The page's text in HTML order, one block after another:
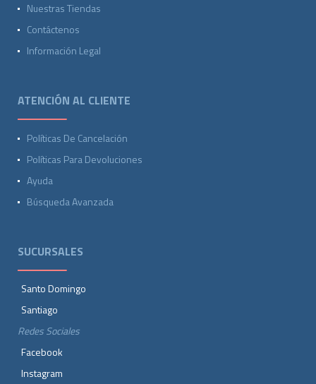
Nuestras Tiendas
Contáctenos
Información Legal
ATENCIÓN AL CLIENTE
Políticas De Cancelación
Políticas Para Devoluciones
Ayuda
Búsqueda Avanzada
SUCURSALES
Santo Domingo
Santiago
Redes Sociales
Facebook
Instagram